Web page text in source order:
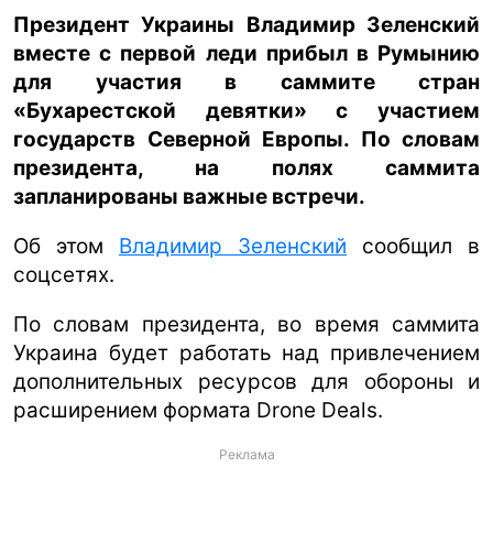
Президент Украины Владимир Зеленский
вместе с первой леди прибыл в Румынию
для участия в саммите стран
«Бухарестской девятки» с участием
государств Северной Европы. По словам
президента, на полях саммита
запланированы важные встречи.
Об этом Владимир Зеленский сообщил в
соцсетях.
По словам президента, во время саммита
Украина будет работать над привлечением
дополнительных ресурсов для обороны и
расширением формата Drone Deals.
Реклама